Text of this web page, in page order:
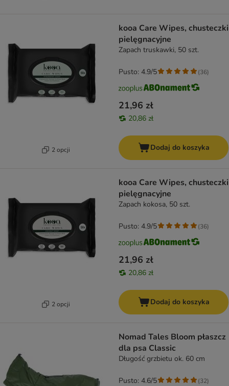
2 opcji
kooa Care Wipes, chusteczki
pielęgnacyjne
Zapach truskawki, 50 szt.
21,96 zł
20,86 zł
Pusto: 4.9/5 (36)
Dodaj do koszyka
2 opcji
kooa Care Wipes, chusteczki
pielęgnacyjne
Zapach kokosa, 50 szt.
21,96 zł
20,86 zł
Pusto: 4.9/5 (36)
Dodaj do koszyka
Nomad Tales Bloom płaszcz
dla psa Classic
Długość grzbietu ok. 60 cm
Pusto: 4.6/5 (32)